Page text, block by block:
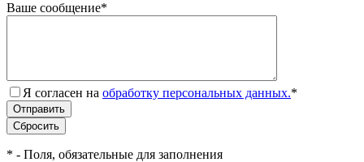
Ваше сообщение*
Я согласен на обработку персональных данных.*
* - Поля, обязательные для заполнения